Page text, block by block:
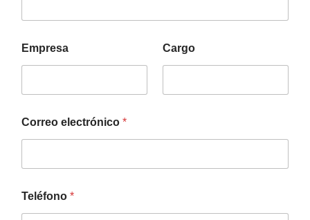
Empresa Cargo
Correo electrónico *
Teléfono *